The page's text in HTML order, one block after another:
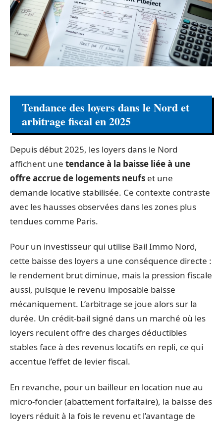
Tendance des loyers dans le Nord et
arbitrage fiscal en 2025
Depuis début 2025, les loyers dans le Nord
affichent une tendance à la baisse liée à une
offre accrue de logements neufs et une
demande locative stabilisée. Ce contexte contraste
avec les hausses observées dans les zones plus
tendues comme Paris.
Pour un investisseur qui utilise Bail Immo Nord,
cette baisse des loyers a une conséquence directe :
le rendement brut diminue, mais la pression fiscale
aussi, puisque le revenu imposable baisse
mécaniquement. L’arbitrage se joue alors sur la
durée. Un crédit-bail signé dans un marché où les
loyers reculent offre des charges déductibles
stables face à des revenus locatifs en repli, ce qui
accentue l’effet de levier fiscal.
En revanche, pour un bailleur en location nue au
micro-foncier (abattement forfaitaire), la baisse des
loyers réduit à la fois le revenu et l’avantage de